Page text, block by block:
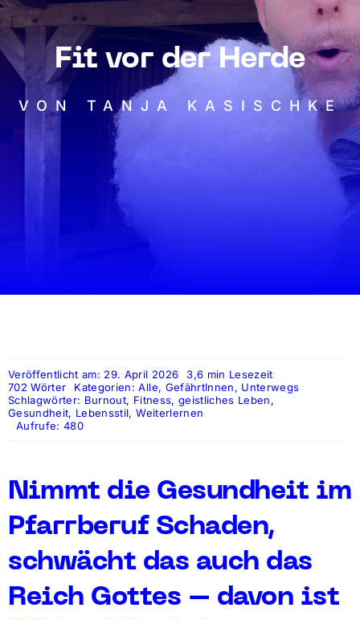
Fit vor der Herde
VON TANJA KASISCHKE
Veröffentlicht am: 29. April 2026
3,6 min Lesezeit
702 Wörter
Kategorien:Alle, GefährtInnen, Unterwegs
Schlagwörter: Burnout, Fitness, geistliches Leben,
Gesundheit, Lebensstil,Weiterlernen
Aufrufe: 480
Nimmt die Gesundheit im
Pfarrberuf Schaden,
schwächt das auch das
Reich Gottes – davon ist